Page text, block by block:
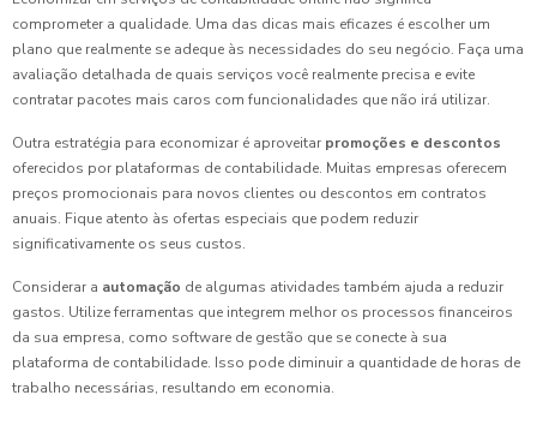
comprometer a qualidade. Uma das dicas mais eficazes é escolher um
plano que realmente se adeque às necessidades do seu negócio. Faça uma
avaliação detalhada de quais serviços você realmente precisa e evite
contratar pacotes mais caros com funcionalidades que não irá utilizar.
Outra estratégia para economizar é aproveitar promoções e descontos
oferecidos por plataformas de contabilidade. Muitas empresas oferecem
preços promocionais para novos clientes ou descontos em contratos
anuais. Fique atento às ofertas especiais que podem reduzir
significativamente os seus custos.
Considerar a automação de algumas atividades também ajuda a reduzir
gastos. Utilize ferramentas que integrem melhor os processos financeiros
da sua empresa, como software de gestão que se conecte à sua
plataforma de contabilidade. Isso pode diminuir a quantidade de horas de
trabalho necessárias, resultando em economia.